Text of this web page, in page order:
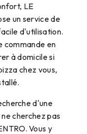
LE
un service de
d'utilisation.
commande en
à domicile si
chez vous,
d'une
cherchez pas
Vous y